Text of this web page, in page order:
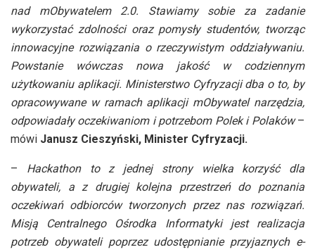
nad mObywatelem 2.0. Stawiamy sobie za zadanie
wykorzystać zdolności oraz pomysły studentów, tworząc
innowacyjne rozwiązania o rzeczywistym oddziaływaniu.
Powstanie wówczas nowa jakość w codziennym
użytkowaniu aplikacji. Ministerstwo Cyfryzacji dba o to, by
opracowywane w ramach aplikacji mObywatel narzędzia,
odpowiadały oczekiwaniom i potrzebom Polek i Polaków–
mówi Janusz Cieszyński, Minister Cyfryzacji.
– Hackathon to z jednej strony wielka korzyść dla
obywateli, a z drugiej kolejna przestrzeń do poznania
oczekiwań odbiorców tworzonych przez nas rozwiązań.
Misją Centralnego Ośrodka Informatyki jest realizacja
potrzeb obywateli poprzez udostępnianie przyjaznych e-